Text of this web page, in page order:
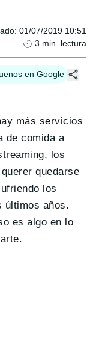
: 01/07/2019 10:51
3 min. lectura
en Google
más servicios
de comida a
los
quedarse
los
últimos años.
es algo en lo